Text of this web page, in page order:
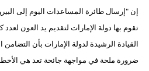
إن "إرسال طائرة المساعدات اليوم إلى
تقوم بها دولة الإمارات لتقديم يد العون
القيادة الرشيدة لدولة الإمارات بأن التضامن
ضرورة ملحة في مواجهة جائحة تعد هي